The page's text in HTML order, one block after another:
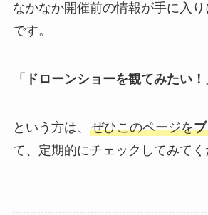
なかなか開催前の情報が手に入
です。
「ドローンショーを観てみたい！
という方は、 ぜひこのページを
て、定期的にチェックしてみてく